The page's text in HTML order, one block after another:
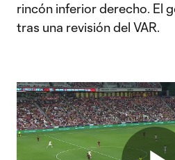
rincón inferior derecho. El
tras una revisión del VAR.